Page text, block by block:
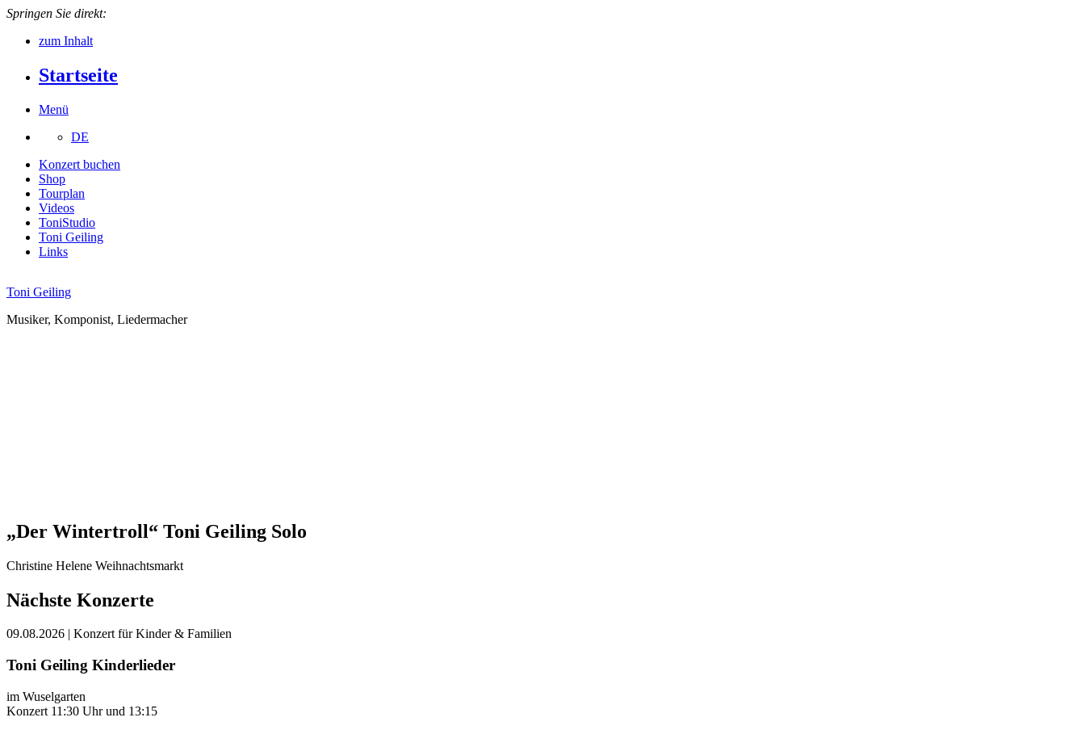
Springen Sie direkt:
zum Inhalt
Startseite
Menü
DE
Konzert buchen
Shop
Tourplan
Videos
ToniStudio
Toni Geiling
Links
Toni Geiling
Musiker, Komponist, Liedermacher
„Der Wintertroll“ Toni Geiling Solo
Christine Helene Weihnachtsmarkt
Nächste Konzerte
09.08.2026 | Konzert für Kinder & Familien
Toni Geiling Kinderlieder
im Wuselgarten
Konzert 11:30 Uhr und 13:15